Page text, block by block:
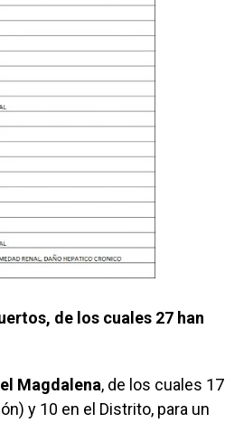
de los cuales 27 han
Magdalena, de los cuales 17
y 10 en el Distrito, para un